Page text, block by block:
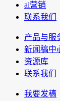
ai营销
联系我们
产品与服
新闻稿中
资源库
联系我们
我要发稿